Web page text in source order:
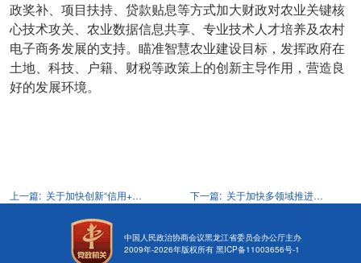
政奖补、项目扶持、贷款贴息等方式加大财政对农业关键核
心技术攻关、农业数据信息共享、专业技术人才培养及农村
电子商务发展的支持。瞄准智慧农业建设目标，发挥政府在
土地、科技、户籍、财税等政策上的创新主导作用，营造良
好的发展环境。
上一篇: 关于加快创新“信用+”应用场景 提升龙江社会信用建设水平的提案 下一篇: 关于加快多领域推进我省社保卡“一卡通”适老化应用场景的提案
中国人民政治协商会议黑龙江省委员会办公厅主办
2009年-2026年版权所有 黑ICP备11003656号-1